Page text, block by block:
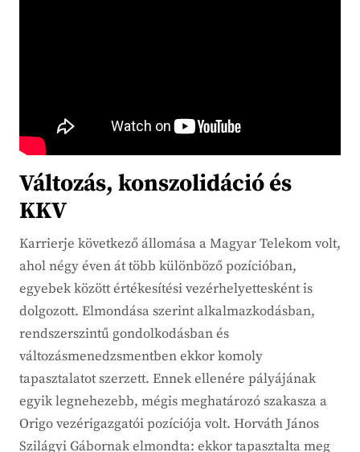
Változás, konszolidáció és
KKV
Karrierje következő állomása a Magyar Telekom volt,
ahol négy éven át több különböző pozícióban,
egyebek között értékesítési vezérhelyettesként is
dolgozott. Elmondása szerint alkalmazkodásban,
rendszerszintű gondolkodásban és
változásmenedzsmentben ekkor komoly
tapasztalatot szerzett. Ennek ellenére pályájának
egyik legnehezebb, mégis meghatározó szakasza a
Origo vezérigazgatói pozíciója volt. Horváth János
Szilágyi Gábornak elmondta: ekkor tapasztalta meg